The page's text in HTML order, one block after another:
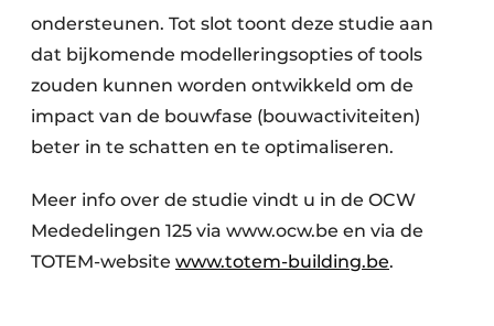
ondersteunen. Tot slot toont deze studie aan
dat bijkomende modelleringsopties of tools
zouden kunnen worden ontwikkeld om de
impact van de bouwfase (bouwactiviteiten)
beter in te schatten en te optimaliseren.
Meer info over de studie vindt u in de OCW
Mededelingen 125 via www.ocw.be en via de
TOTEM-website www.totem-building.be.